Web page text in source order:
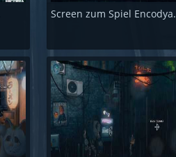
Screen zum Spiel Encodya.